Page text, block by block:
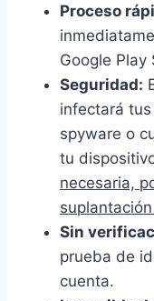
Proceso
Google Play
Seguridad:
infectará
spyware o
tu
necesaria,
Sin
prueba de
cuenta.